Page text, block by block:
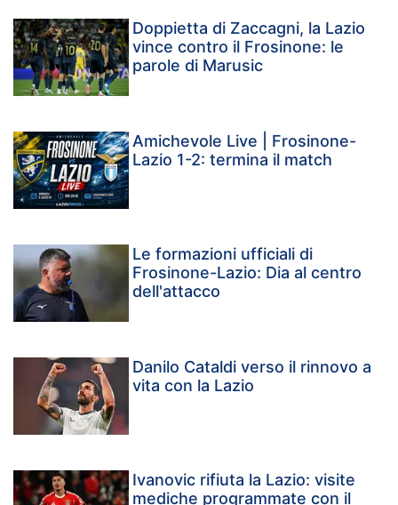
Doppietta di Zaccagni, la Lazio
vince contro il Frosinone: le
parole di Marusic
Amichevole Live | Frosinone-
Lazio 1-2: termina il match
Le formazioni ufficiali di
Frosinone-Lazio: Dia al centro
dell'attacco
Danilo Cataldi verso il rinnovo a
vita con la Lazio
Ivanovic rifiuta la Lazio: visite
mediche programmate con il